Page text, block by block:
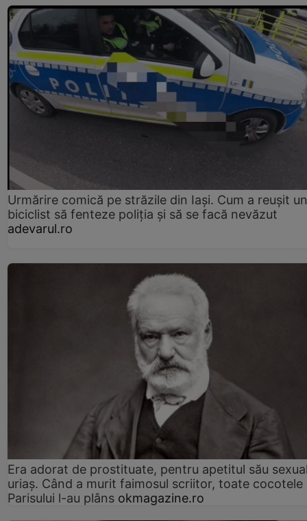
Urmărire comică pe străzile din Iași. Cum a reușit un
biciclist să fenteze poliția și să se facă nevăzut
adevarul.ro
Era adorat de prostituate, pentru apetitul său
uriaș. Când a murit faimosul scriitor, toate cocotele
Parisului l-au plâns okmagazine.ro